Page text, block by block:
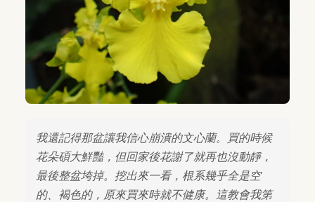
我還記得那盆讓我信心崩潰的文心蘭。買的時候
花朵碩大鮮豔，但回家後花謝了就再也沒動靜，
最後整盆垮掉。挖出來一看，根系幾乎全是空
的、褐色的，原來買來時就不健康。這教會我第